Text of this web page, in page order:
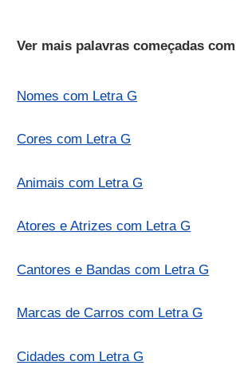
Ver mais palavras começadas
Nomes com Letra G
Cores com Letra G
Animais com Letra G
Atores e Atrizes com Letra G
Cantores e Bandas com Letra G
Marcas de Carros com Letra G
Cidades com Letra G